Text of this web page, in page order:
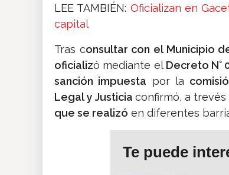
LEE TAMBIÉN: Oficializan en
capital
Tras consultar con el Municipio
oficializó mediante elDecreto N°
sanción impuesta por la
Legal y Justicia confirmó, a
que se realizó en diferentes
Te puede